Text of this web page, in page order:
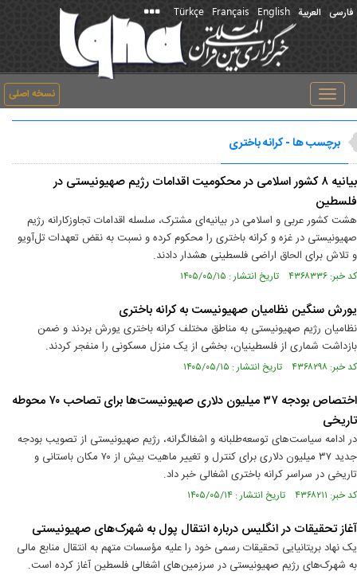
فارسی العربیة English
Français
Türkçe
نسخه اصلی
Toggle
navigation
برچسب ها - کرانه باختری
بیانیه ۸ کشور اسلامی در محکومیت اقدامات رژیم صهیونیستی در
فلسطین
هشت کشور عربی و اسلامی در بیانیه‌ای مشترک، سلسله اقدامات تجاوزکارانه رژیم
صهیونیستی در غزه و کرانه باختری را محکوم کرده و نسبت به نقض تعهدات تل‌آویو
و تلاش برای الحاق اراضی فلسطینی هشدار دادند.
کد خبر: ۴۳۶۸۳۳۶ تاریخ انتشار : ۱۴۰۵/۰۵/۱۵
یورش سنگین نظامیان صهیونیست به کرانه باختری
نظامیان رژیم صهیونیستی به مناطق مختلف کرانه باختری یورش بردند و ضمن
بازداشت شماری از فلسطینیان، بخشی از یک منزل مسکونی را منفجر کردند.
کد خبر: ۴۳۶۸۲۹۸ تاریخ انتشار : ۱۴۰۵/۰۵/۱۵
اختصاص بودجه ۳۷ میلیون دلاری صهیونیست‌ها برای تصاحب ۷۰ محوطه
تاریخی
در ادامه سیاست‌های توسعه‌طلبانه و اشغالگرانه، رژیم صهیونیستی از تصویب بودجه
جدید ۳۷ میلیون دلاری برای کنترل و تغییر ماهیت بیش از ۷۰ مکان باستانی و
تاریخی در سراسر کرانه باختری اشغالی خبر داد.
کد خبر: ۴۳۶۸۲۱۱ تاریخ انتشار : ۱۴۰۵/۰۵/۱۴
آغاز تحقیقات در انگلیس درباره انتقال پول به شهرک‌های صهیونیستی
یک نهاد بریتانیایی تحقیقات رسمی خود را علیه مؤسسات متهم به انتقال منابع مالی
به شهرک‌های رژیم صهیونیستی در سرزمین‌های اشغالی فلسطین آغاز کرده است.